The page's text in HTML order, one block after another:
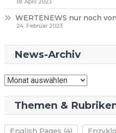
WERTENEWS nur noch
24. Februar 2023
News-Archiv
News-
Themen &
English Pages (4)